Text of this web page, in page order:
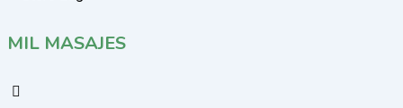
MIL MASAJES